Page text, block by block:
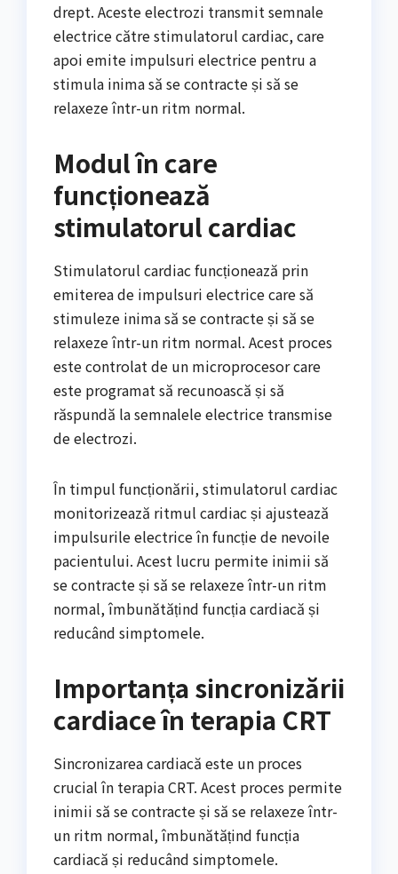
drept. Aceste electrozi transmit semnale
electrice către stimulatorul cardiac, care
apoi emite impulsuri electrice pentru a
stimula inima să se contracte și să se
relaxeze într-un ritm normal.
Modul în care
funcționează
stimulatorul cardiac
Stimulatorul cardiac funcționează prin
emiterea de impulsuri electrice care să
stimuleze inima să se contracte și să se
relaxeze într-un ritm normal. Acest proces
este controlat de un microprocesor care
este programat să recunoască și să
răspundă la semnalele electrice transmise
de electrozi.
În timpul funcționării, stimulatorul cardiac
monitorizează ritmul cardiac și ajustează
impulsurile electrice în funcție de nevoile
pacientului. Acest lucru permite inimii să
se contracte și să se relaxeze într-un ritm
normal, îmbunătățind funcția cardiacă și
reducând simptomele.
Importanța sincronizării
cardiace în terapia CRT
Sincronizarea cardiacă este un proces
crucial în terapia CRT. Acest proces permite
inimii să se contracte și să se relaxeze într-
un ritm normal, îmbunătățind funcția
cardiacă și reducând simptomele.